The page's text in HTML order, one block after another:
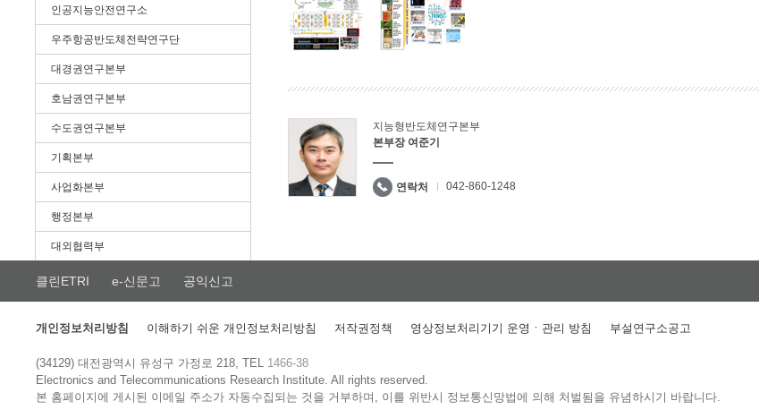
인공지능안전연구소
우주항공반도체전략연구단
대경권연구본부
호남권연구본부
수도권연구본부
기획본부
사업화본부
행정본부
대외협력부
지능형반도체연구본부
본부장 여준기
연락처 042-860-1248
클린ETRI e-신문고 공익신고
개인정보처리방침 이해하기 쉬운 개인정보처리방침 저작권정책 영상정보처리기기 운영ㆍ관리 방침 부설연구소공고
(34129) 대전광역시 유성구 가정로 218, TEL 1466-38
Electronics and Telecommunications Research Institute.All rights reserved.
본 홈페이지에 게시된 이메일 주소가 자동수집되는 것을 거부하며, 이를 위반시 정보통신망법에 의해 처벌됨을 유념하시기 바랍니다.